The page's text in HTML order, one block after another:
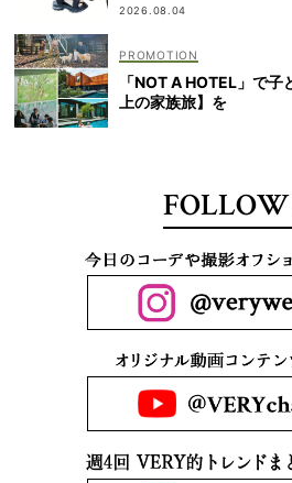
2026.08.04
「NOT A HOTEL」で
上の家族旅】を
FOLLOW